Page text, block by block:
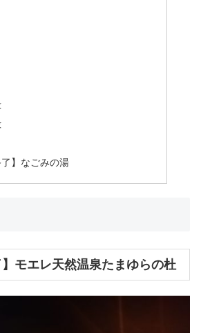
了】なごみの湯
】モエレ天然温泉たまゆらの杜